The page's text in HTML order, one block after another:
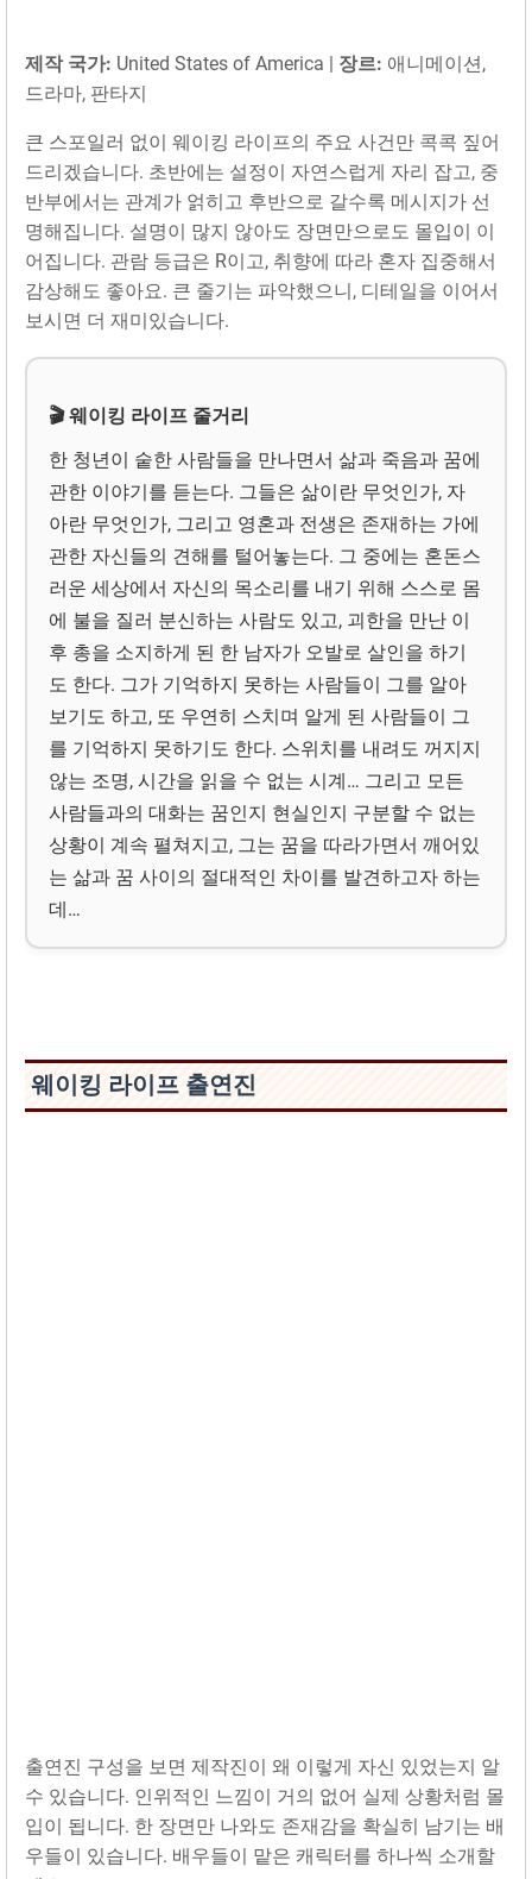
제작 국가: United States of America | 장르: 애니메이션,
드라마, 판타지
큰 스포일러 없이 웨이킹 라이프의 주요 사건만 콕콕 짚어
드리겠습니다. 초반에는 설정이 자연스럽게 자리 잡고, 중
반부에서는 관계가 얽히고 후반으로 갈수록 메시지가 선
명해집니다. 설명이 많지 않아도 장면만으로도 몰입이 이
어집니다. 관람 등급은 R이고, 취향에 따라 혼자 집중해서
감상해도 좋아요. 큰 줄기는 파악했으니, 디테일을 이어서
보시면 더 재미있습니다.
🎬 웨이킹 라이프 줄거리
한 청년이 숱한 사람들을 만나면서 삶과 죽음과 꿈에
관한 이야기를 듣는다. 그들은 삶이란 무엇인가, 자
아란 무엇인가, 그리고 영혼과 전생은 존재하는 가에
관한 자신들의 견해를 털어놓는다. 그 중에는 혼돈스
러운 세상에서 자신의 목소리를 내기 위해 스스로 몸
에 불을 질러 분신하는 사람도 있고, 괴한을 만난 이
후 총을 소지하게 된 한 남자가 오발로 살인을 하기
도 한다. 그가 기억하지 못하는 사람들이 그를 알아
보기도 하고, 또 우연히 스치며 알게 된 사람들이 그
를 기억하지 못하기도 한다. 스위치를 내려도 꺼지지
않는 조명, 시간을 읽을 수 없는 시계… 그리고 모든
사람들과의 대화는 꿈인지 현실인지 구분할 수 없는
상황이 계속 펼쳐지고, 그는 꿈을 따라가면서 깨어있
는 삶과 꿈 사이의 절대적인 차이를 발견하고자 하는
데…
웨이킹 라이프 출연진
출연진 구성을 보면 제작진이 왜 이렇게 자신 있었는지 알
수 있습니다. 인위적인 느낌이 거의 없어 실제 상황처럼 몰
입이 됩니다. 한 장면만 나와도 존재감을 확실히 남기는 배
우들이 있습니다. 배우들이 맡은 캐릭터를 하나씩 소개할